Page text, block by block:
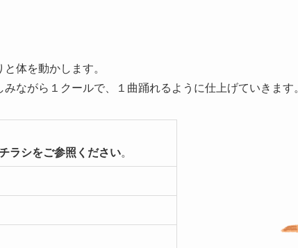
体を動かします。
ながら１クールで、１曲踊れるように仕上げていきます。
ラシをご参照ください。